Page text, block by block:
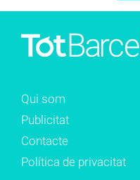
Qui som
Publicitat
Contacte
Política de privacitat